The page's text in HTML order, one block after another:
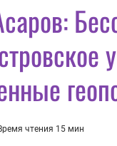
чтения 15 мин